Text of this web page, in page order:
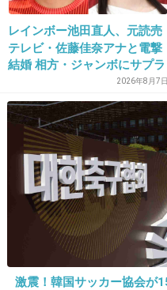
30. 匿名2013/05/06(月) 00:01:15
8.ｻﾝの言ってる意味わかるよ
滲みにくくするためには、
かりしたものを選んでお
ﾍﾞｰｽ～ﾊﾟｳﾀﾞｰﾗｲﾅｰまでｾｯ
みにくいしついでに時間た
たのが資生堂のﾏｷｱｰｼﾞｭのﾄ
のが同じくﾏｷｱｰｼﾞｭのﾘｷｯﾄ
ってみるといいよ♪
レインボー池田直人、元読売
テレビ・佐藤佳奈アナと電撃
結婚 相方・ジャンボにサプラ
2026年8月7日
激震！韓国サッカー協会が